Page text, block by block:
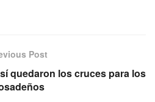
Post
quedaron los cruces para los